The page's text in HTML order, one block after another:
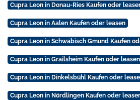
Cupra Leon in Donau-Ries Kaufen oder
Cupra Leon in Aalen Kaufen oder leasen
Cupra Leon in Schwäbisch Gmünd Kaufen
Cupra Leon in Grailsheim Kaufen oder leasen
Cupra Leon in Dinkelsbühl Kaufen oder
Cupra Leon in Nördlingen Kaufen oder